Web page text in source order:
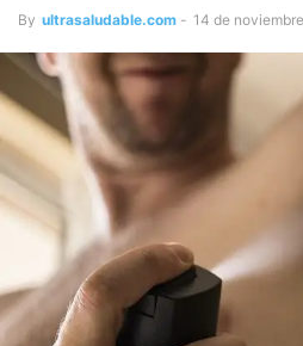
By ultrasaludable.com - 14 de